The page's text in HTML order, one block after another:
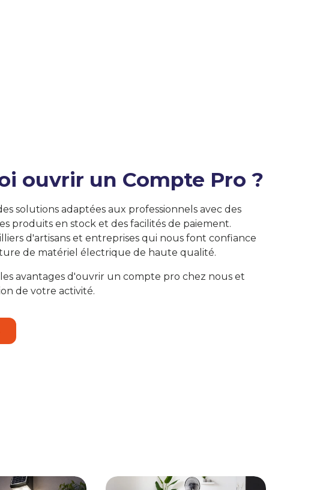
ouvrir un Compte Pro ?
solutions adaptées aux professionnels avec des
produits en stock et des facilités de paiement.
d'artisans et entreprises qui nous font confiance
de matériel électrique de haute qualité.
avantages d'ouvrir un compte pro chez nous et
de votre activité.